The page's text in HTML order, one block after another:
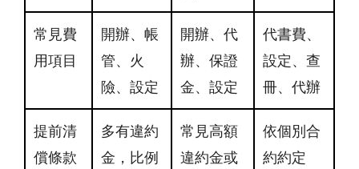
常見費
用項目
開辦、帳
管、火
險、設定
開辦、代
辦、保證
金、設定
代書費、
設定、查
冊、代辦
提前清
償條款
多有違約
金，比例
常見高額
違約金或
依個別合
約約定